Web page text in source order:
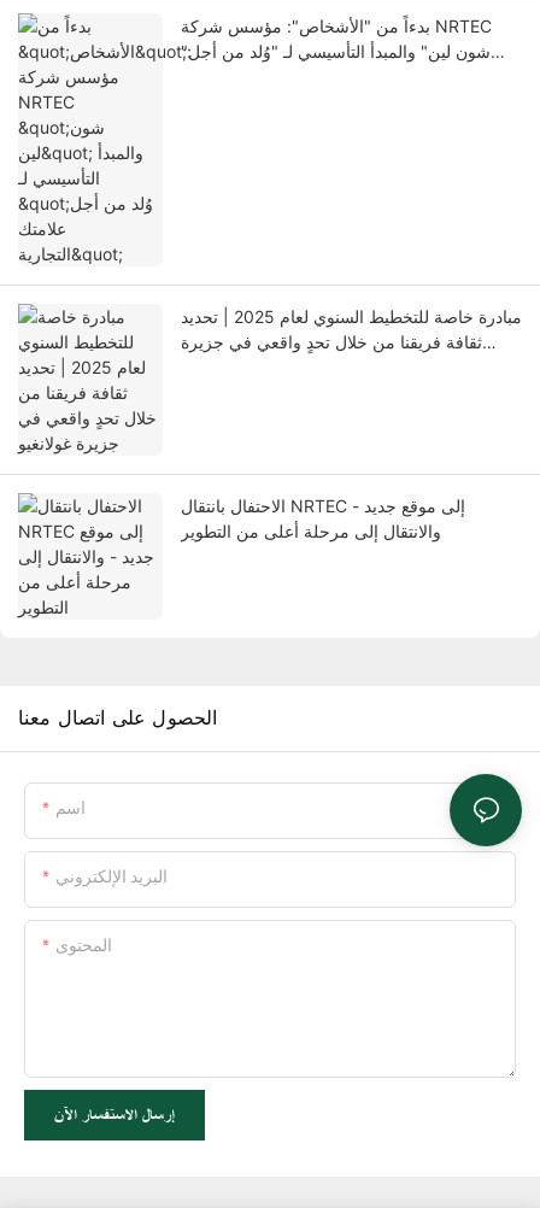
بدءاً من "الأشخاص": مؤسس شركة NRTEC
"شون لين" والمبدأ التأسيسي لـ "وُلد من أجل
مبادرة خاصة للتخطيط السنوي لعام 2025 | تحديد
ثقافة فريقنا من خلال تحدٍ واقعي في جزيرة
الاحتفال بانتقال NRTEC إلى موقع جديد -
والانتقال إلى مرحلة أعلى من التطوير
الحصول على اتصال معنا
اسم
البريد الإلكتروني
المحتوى
إرسال الاستفسار الآن